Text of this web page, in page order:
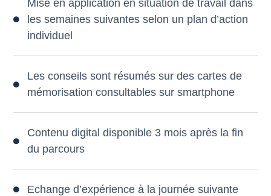
Mise en application en situation de travail dans
les semaines suivantes selon un plan d’action
individuel
Les conseils sont résumés sur des cartes de
mémorisation consultables sur smartphone
Contenu digital disponible 3 mois après la fin
du parcours
Echange d’expérience à la journée suivante